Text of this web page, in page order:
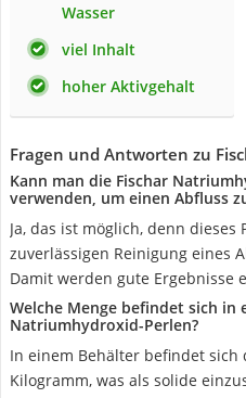
Wasser
viel Inhalt
hoher Aktivgehalt
Fragen und Antworten zu
Kann man die Fischar
verwenden, um einen Abfluss
Ja, das ist möglich, denn
zuverlässigen Reinigung eines
Damit werden gute Ergebnisse
Welche Menge befindet sich in
Natriumhydroxid-Perlen?
In einem Behälter befindet sich
Kilogramm, was als solide